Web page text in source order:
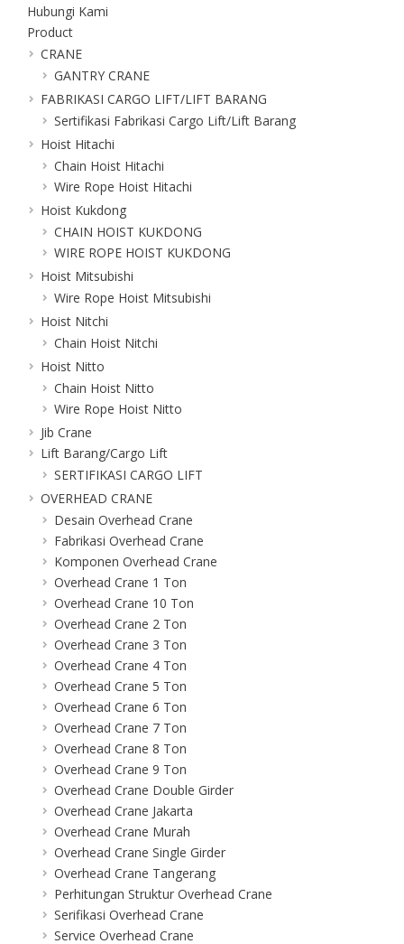
Hubungi Kami
Product
CRANE
GANTRY CRANE
FABRIKASI CARGO LIFT/LIFT BARANG
Sertifikasi Fabrikasi Cargo Lift/Lift Barang
Hoist Hitachi
Chain Hoist Hitachi
Wire Rope Hoist Hitachi
Hoist Kukdong
CHAIN HOIST KUKDONG
WIRE ROPE HOIST KUKDONG
Hoist Mitsubishi
Wire Rope Hoist Mitsubishi
Hoist Nitchi
Chain Hoist Nitchi
Hoist Nitto
Chain Hoist Nitto
Wire Rope Hoist Nitto
Jib Crane
Lift Barang/Cargo Lift
SERTIFIKASI CARGO LIFT
OVERHEAD CRANE
Desain Overhead Crane
Fabrikasi Overhead Crane
Komponen Overhead Crane
Overhead Crane 1 Ton
Overhead Crane 10 Ton
Overhead Crane 2 Ton
Overhead Crane 3 Ton
Overhead Crane 4 Ton
Overhead Crane 5 Ton
Overhead Crane 6 Ton
Overhead Crane 7 Ton
Overhead Crane 8 Ton
Overhead Crane 9 Ton
Overhead Crane Double Girder
Overhead Crane Jakarta
Overhead Crane Murah
Overhead Crane Single Girder
Overhead Crane Tangerang
Perhitungan Struktur Overhead Crane
Serifikasi Overhead Crane
Service Overhead Crane